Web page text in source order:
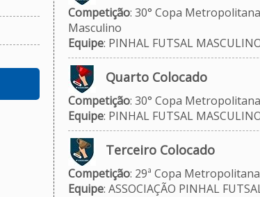
Competição: 30° Copa
Masculino
Equipe: PINHAL FUTSAL
Quarto Colocado
Competição: 30° Copa
Equipe: PINHAL FUTSAL
Terceiro Colocado
Competição: 29ª Copa
Equipe: ASSOCIAÇÃO PINHAL